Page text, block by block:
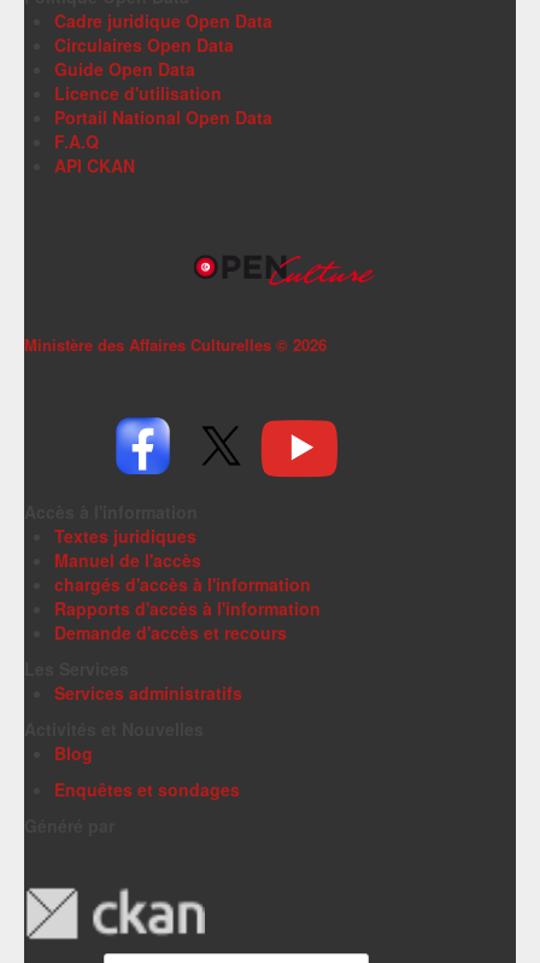
Cadre juridique Open Data
Circulaires Open Data
Guide Open Data
Licence d'utilisation
Portail National Open Data
F.A.Q
API CKAN
Ministère des Affaires Culturelles © 2026
Textes juridiques
Manuel de l'accès
chargés d'accès à l'information
Rapports d'accès à l'information
Demande d'accès et recours
Services administratifs
Blog
Enquêtes et sondages